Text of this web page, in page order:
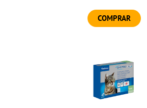
COMPRAR